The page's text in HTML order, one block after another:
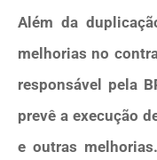
Além da
melhorias no
responsável pela
prevê a execução
e outras